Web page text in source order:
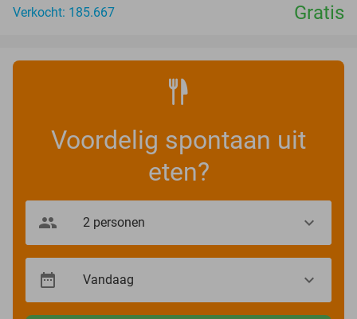
Verkocht: 185.667
Gratis
Voordelig spontaan uit
eten?